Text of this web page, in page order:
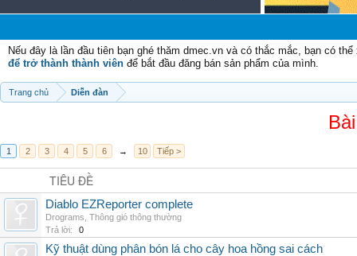
Nếu đây là lần đầu tiên bạn ghé thăm dmec.vn và có thắc mắc, bạn có
để trở thành thành viên để bắt đầu đăng bán sản phẩm của mình.
Trang chủ Diễn đàn
1 2 3 4 5 6 → 10 Tiếp >
TIÊU ĐỀ
Diablo EZReporter complete
Drograms Thông gió thông thường
Trả lời:
0
Kỹ thuật dùng phân bón lá cho cây hoa hồng sai cách